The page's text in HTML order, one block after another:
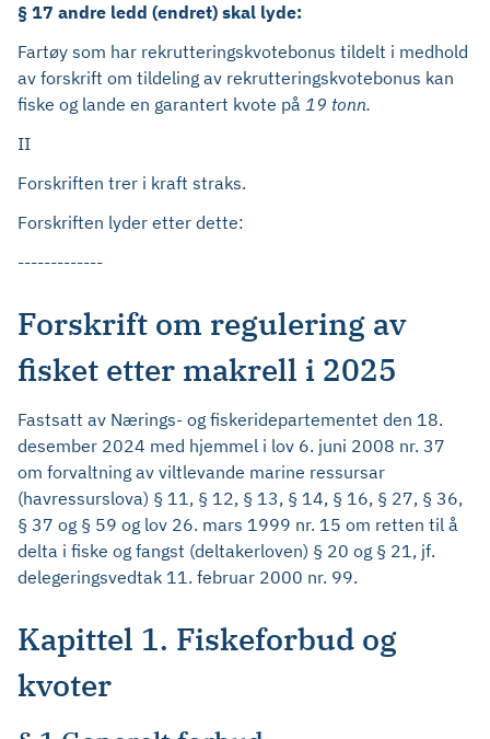
§ 17 andre ledd (endret) skal lyde:
Fartøy som har rekrutteringskvotebonus tildelt i medhold
av forskrift om tildeling av rekrutteringskvotebonus kan
fiske og lande en garantert kvote på 19 tonn.
II
Forskriften trer i kraft straks.
Forskriften lyder etter dette:
-------------
Forskrift om regulering av
fisket etter makrell i 2025
Fastsatt av Nærings- og fiskeridepartementet den 18.
desember 2024 med hjemmel i lov 6. juni 2008 nr. 37
om forvaltning av viltlevande marine ressursar
(havressurslova) § 11, § 12, § 13, § 14, § 16, § 27, § 36,
§ 37 og § 59 og lov 26. mars 1999 nr. 15 om retten til å
delta i fiske og fangst (deltakerloven) § 20 og § 21, jf.
delegeringsvedtak 11. februar 2000 nr. 99.
Kapittel 1. Fiskeforbud og
kvoter